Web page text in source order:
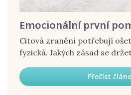
Emocionální první
Citová zranění potřebují
fyzická. Jakých zásad se
Přečíst